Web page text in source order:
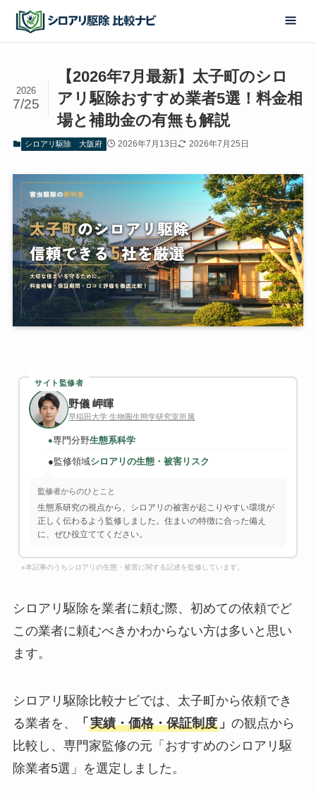
【2026年7月最新】太子町のシロ
アリ駆除おすすめ業者5選！料金相
場と補助金の有無も解説
2026
7/25
シロアリ駆除 大阪府 2026年7月13日 2026年7月25日
サイト監修者
野儀 岬暉
早稲田大学 生物圏生態学研究室所属
●専門分野生態系科学
●監修領域シロアリの生態・被害リスク
監修者からのひとこと
生態系研究の視点から、シロアリの被害が起こりやすい環境が
正しく伝わるよう監修しました。住まいの特徴に合った備え
に、ぜひ役立ててください。
※本記事のうちシロアリの生態・被害に関する記述を監修しています。
シロアリ駆除を業者に頼む際、初めての依頼でど
この業者に頼むべきかわからない方は多いと思い
ます。
シロアリ駆除比較ナビでは、太子町から依頼でき
る業者を、
「 実績・価格・保証制度」 の観点から
比較し、専門家監修の元「おすすめのシロアリ駆
除業者5選」を選定しました。